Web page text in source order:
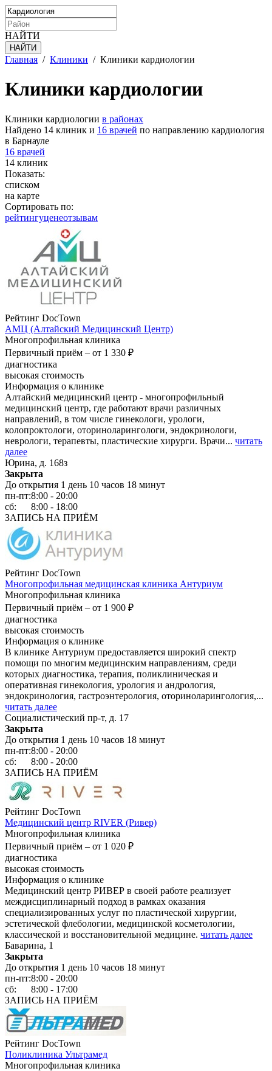
НАЙТИ
Главная / Клиники / Клиники кардиологии
Клиники кардиологии
Клиники кардиологии в районах
Найдено 14 клиник и 16 врачей по направлению кардиология
в Барнауле
16 врачей
14 клиник
Показать:
списком
на карте
Сортировать по:
рейтингуценеотзывам
Рейтинг DocTown
АМЦ (Алтайский Медицинский Центр)
Многопрофильная клиника
Первичный приём – от 1 330 ₽
диагностика
высокая стоимость
Информация о клинике
Алтайский медицинский центр - многопрофильный
медицинский центр, где работают врачи различных
направлений, в том числе гинекологи, урологи,
колопроктологи, оториноларингологи, эндокринологи,
неврологи, терапевты, пластические хирурги. Врачи... читать
далее
Юрина, д. 168з
Закрыта
До открытия 1 день 10 часов 18 минут
пн-пт:8:00 - 20:00
сб:
8:00 - 18:00
ЗАПИСЬ НА ПРИЁМ
Рейтинг DocTown
Многопрофильная медицинская клиника Антуриум
Многопрофильная клиника
Первичный приём – от 1 900 ₽
диагностика
высокая стоимость
Информация о клинике
В клинике Антуриум предоставляется широкий спектр
помощи по многим медицинским направлениям, среди
которых диагностика, терапия, поликлиническая и
оперативная гинекология, урология и андрология,
эндокринология, гастроэнтерология, оториноларингология,...
читать далее
Социалистический пр-т, д. 17
Закрыта
До открытия 1 день 10 часов 18 минут
пн-пт:8:00 - 20:00
сб:
8:00 - 20:00
ЗАПИСЬ НА ПРИЁМ
Рейтинг DocTown
Медицинский центр RIVER (Ривер)
Многопрофильная клиника
Первичный приём – от 1 020 ₽
диагностика
высокая стоимость
Информация о клинике
Медицинский центр РИВЕР в своей работе реализует
междисциплинарный подход в рамках оказания
специализированных услуг по пластической хирургии,
эстетической флебологии, медицинской косметологии,
классической и восстановительной медицине. читать далее
Баварина, 1
Закрыта
До открытия 1 день 10 часов 18 минут
пн-пт:8:00 - 20:00
сб:
8:00 - 17:00
ЗАПИСЬ НА ПРИЁМ
Рейтинг DocTown
Поликлиника Ультрамед
Многопрофильная клиника